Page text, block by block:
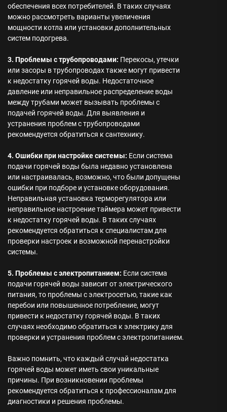
обеспечения всех потребителей. В таких случаях
можно рассмотреть варианты увеличения
мощности котла или установки дополнительных
систем подогрева.
3. Проблемы с трубопроводами: Перекосы, утечки
или засоры в трубопроводах также могут привести
к недостатку горячей воды. Недостаточное
давление или неправильное распределение воды
между трубами может вызывать проблемы с
подачей горячей воды. Для выявления и
устранения проблем с трубопроводами
рекомендуется обратиться к сантехнику.
4. Ошибки при настройке системы: Если система
подачи горячей воды была недавно установлена
или настраивалась, возможно, что были допущены
ошибки при подборе и установке оборудования.
Неправильная установка терморегулятора или
неправильное настроение таймера может привести
к недостатку горячей воды. В таких случаях
рекомендуется обратиться к специалистам для
проверки настроек и возможной перенастройки
системы.
5. Проблемы с электропитанием: Если система
подачи горячей воды зависит от электрического
питания, то проблемы с электросетью, такие как
перебои или повышенное потребление, могут
привести к недостатку горячей воды. В таких
случаях необходимо обратиться к электрику для
проверки и устранения проблем с электропитанием.
Важно помнить, что каждый случай недостатка
горячей воды может иметь свои уникальные
причины. При возникновении проблемы
рекомендуется обратиться к профессионалам для
диагностики и решения проблемы.